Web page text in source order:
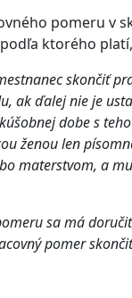
pomeru v
ktorého
skončiť
ak ďalej nie je
dobe s
ženou len
materstvom, a
sa má
pomer